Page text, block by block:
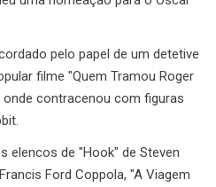
pelo papel de um detetive
filme "Quem Tramou Roger
onde contracenou com figuras
elencos de "Hook" de Steven
Ford Coppola, "A Viagem